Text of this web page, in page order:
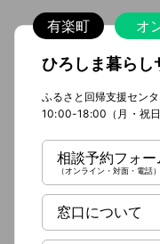
有楽町 オ
ひろしま暮らし
ふるさと回帰支援セン
10:00-18:00（月・祝日
相談予約フォー
（オンライン・対面・電話）
窓口について